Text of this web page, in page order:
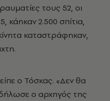
τους 52, οι
κάηκαν 2.500 σπίτια,
καταστράφηκαν,
ο Τόσκας. «Δεν θα
δήλωσε ο αρχηγός της